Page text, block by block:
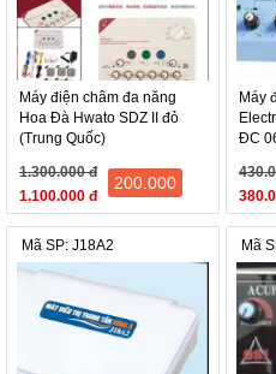
Máy điện châm đa năng
Hoa Đà Hwato SDZ II đỏ
(Trung Quốc)
1.300.000 đ
1.100.000 đ
200.000
Máy
ĐC
Mã SP: J18A2 Mã